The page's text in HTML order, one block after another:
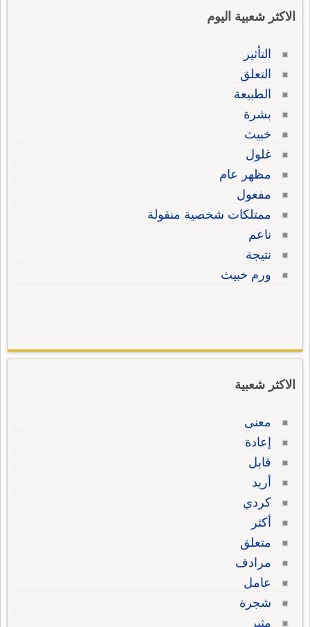
الاكثر شعبية اليوم
التأثير
التعلق
الطبيعة
بشرة
خبيث
غلول
مظهر عام
مفعول
ممتلكات شخصية منقولة
ناعم
نتيجة
ورم خبيث
الاكثر شعبية
معنى
إعادة
قابل
أريد
كردي
أكثر
متعلق
مرادف
عامل
شجرة
مثير